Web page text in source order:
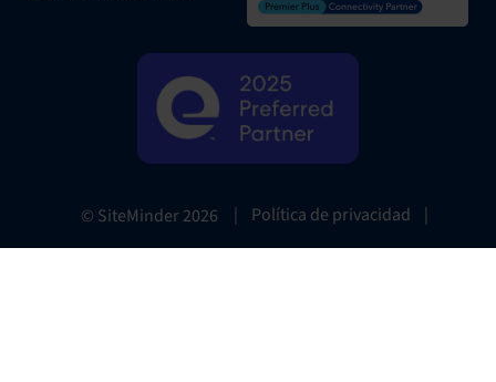
© SiteMinder2026 | Política de privacidad |